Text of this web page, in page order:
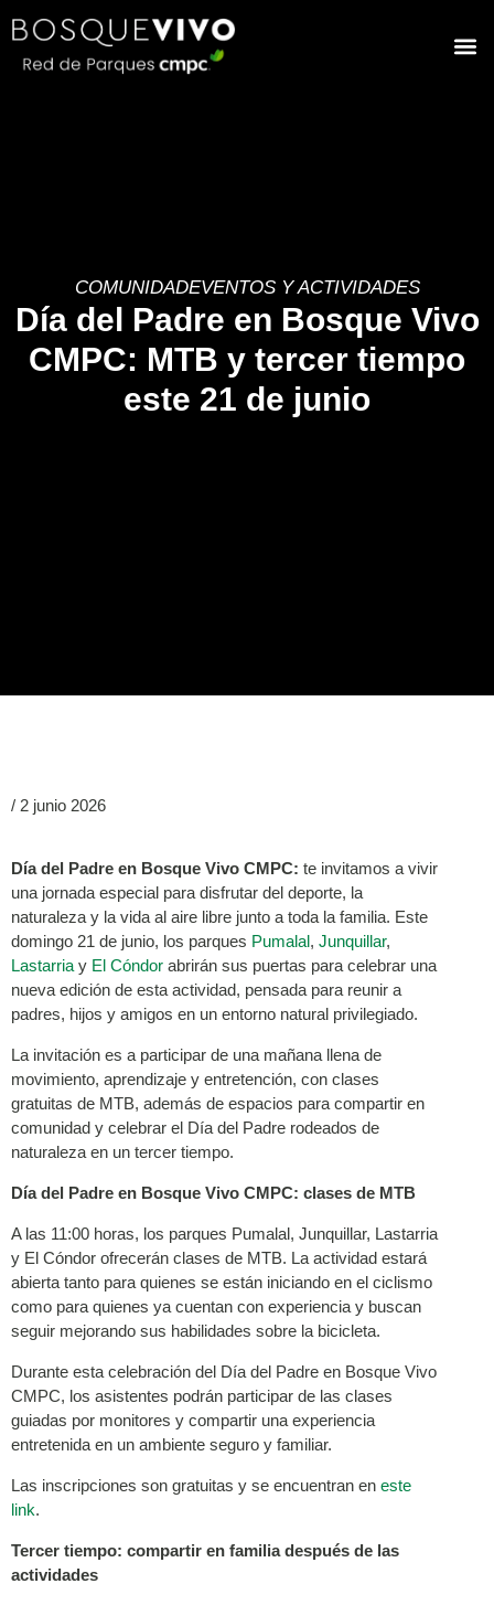
COMUNIDADEVENTOS Y ACTIVIDADES
Día del Padre en Bosque Vivo
CMPC: MTB y tercer tiempo
este 21 de junio
/ 2 junio 2026
Día del Padre en Bosque Vivo CMPC: te invitamos a vivir
una jornada especial para disfrutar del deporte, la
naturaleza y la vida al aire libre junto a toda la familia. Este
domingo 21 de junio, los parques Pumalal, Junquillar,
Lastarriay El Cóndor abrirán sus puertas para celebrar una
nueva edición de esta actividad, pensada para reunir a
padres, hijos y amigos en un entorno natural privilegiado.
La invitación es a participar de una mañana llena de
movimiento, aprendizaje y entretención, con clases
gratuitas de MTB, además de espacios para compartir en
comunidad y celebrar el Día del Padre rodeados de
naturaleza en un tercer tiempo.
Día del Padre en Bosque Vivo CMPC: clases de MTB
A las 11:00 horas, los parques Pumalal, Junquillar, Lastarria
y El Cóndor ofrecerán clases de MTB. La actividad estará
abierta tanto para quienes se están iniciando en el ciclismo
como para quienes ya cuentan con experiencia y buscan
seguir mejorando sus habilidades sobre la bicicleta.
Durante esta celebración del Día del Padre en Bosque Vivo
CMPC, los asistentes podrán participar de las clases
guiadas por monitores y compartir una experiencia
entretenida en un ambiente seguro y familiar.
Las inscripciones son gratuitas y se encuentran en este
link.
Tercer tiempo: compartir en familia después de las
actividades